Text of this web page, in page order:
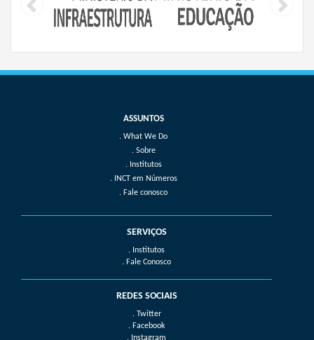
What We Do
Sobre
Institutos
INCT em Números
Fale conosco
SERVIÇOS
. Institutos
. Fale Conosco
REDES SOCIAIS
. Twitter
. Facebook
. Instagram